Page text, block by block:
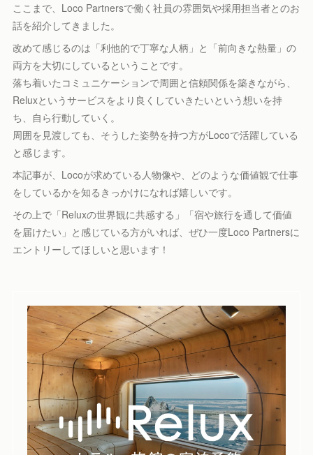
ここまで、Loco Partnersで働く社員の雰囲気や採用担当者とのお
話を紹介してきました。
改めて感じるのは「利他的で丁寧な人柄」と「前向きな熱量」の
両方を大切にしているということです。
落ち着いたコミュニケーションで周囲と信頼関係を築きながら、
Reluxというサービスをより良くしていきたいという想いを持
ち、自ら行動していく。
周囲を見渡しても、そうした姿勢を持つ方がLocoで活躍している
と感じます。
本記事が、Locoが求めている人物像や、どのような価値観で仕事
をしているかを知るきっかけになれば嬉しいです。
その上で「Reluxの世界観に共感する」「宿や旅行を通して価値
を届けたい」と感じている方がいれば、ぜひ一度Loco Partnersに
エントリーしてほしいと思います！